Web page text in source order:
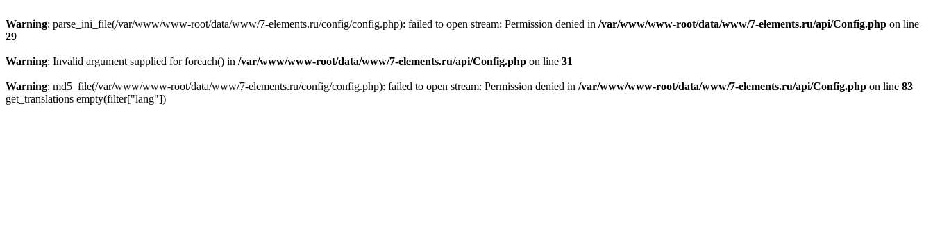
Warning: parse_ini_file(/var/www/www-root/data/www/7-elements.ru/config/config.php): failed to open stream: Permission denied in /var/www/www-root/data/www/7-elements.ru/api/Config.php on line
29
Warning: Invalid argument supplied for foreach() in /var/www/www-root/data/www/7-elements.ru/api/Config.php on line 31
Warning: md5_file(/var/www/www-root/data/www/7-elements.ru/config/config.php): failed to open stream: Permission denied in /var/www/www-root/data/www/7-elements.ru/api/Config.php on line 83
get_translations empty(filter["lang"])